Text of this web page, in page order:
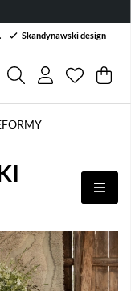
Skandynawski design
Lista
Liczba w
. .